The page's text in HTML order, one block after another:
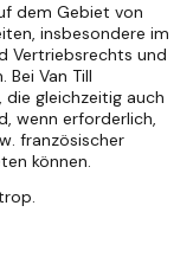
dem Gebiet von
insbesondere im
Vertriebsrechts und
Van Till
gleichzeitig auch
wenn erforderlich,
französischer
können.